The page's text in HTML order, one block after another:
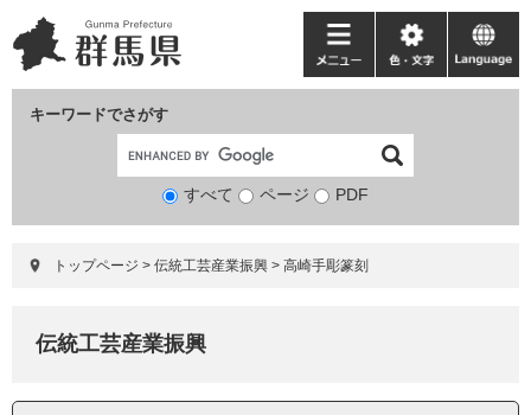
ー
ジ
ニ
ュ
て
キーワードでさがす
検
象
すべて ページ PDF
メ
ニ
ー
色・
文
language
トップページ > 伝統工芸産業振興 > 高崎手彫篆刻
伝統工芸産業振興